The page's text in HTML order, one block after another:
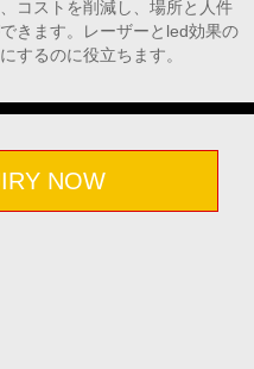
コストを削減し、場所と人件
きます。レーザーとled効果の
するのに役立ちます。
NOW